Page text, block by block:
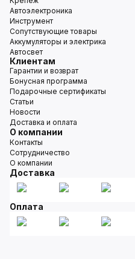
Автоэлектроника
Инструмент
Сопутствующие товары
Аккумуляторы и электрика
Автосвет
Клиентам
Гарантии и возврат
Бонусная программа
Подарочные сертификаты
Статьи
Новости
Доставка и оплата
О компании
Контакты
Сотрудничество
О компании
Доставка
Оплата